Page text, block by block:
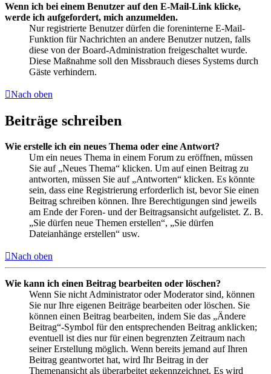
Wenn ich bei einem Benutzer auf den E-Mail-Link klicke,
werde ich aufgefordert, mich anzumelden.
Nur registrierte Benutzer dürfen die foreninterne E-Mail-
Funktion für Nachrichten an andere Benutzer nutzen, falls
diese von der Board-Administration freigeschaltet wurde.
Diese Maßnahme soll den Missbrauch dieses Systems durch
Gäste verhindern.
Nach oben
Beiträge schreiben
Wie erstelle ich ein neues Thema oder eine Antwort?
Um ein neues Thema in einem Forum zu eröffnen, müssen
Sie auf „Neues Thema“ klicken. Um auf einen Beitrag zu
antworten, müssen Sie auf „Antworten“ klicken. Es könnte
sein, dass eine Registrierung erforderlich ist, bevor Sie einen
Beitrag schreiben können. Ihre Berechtigungen sind jeweils
am Ende der Foren- und der Beitragsansicht aufgelistet. Z. B.
„Sie dürfen neue Themen erstellen“, „Sie dürfen
Dateianhänge erstellen“ usw.
Nach oben
Wie kann ich einen Beitrag bearbeiten oder löschen?
Wenn Sie nicht Administrator oder Moderator sind, können
Sie nur Ihre eigenen Beiträge bearbeiten oder löschen. Sie
können einen Beitrag bearbeiten, indem Sie das „Ändere
Beitrag“-Symbol für den entsprechenden Beitrag anklicken;
eventuell ist dies nur für einen begrenzten Zeitraum nach
seiner Erstellung möglich. Wenn bereits jemand auf Ihren
Beitrag geantwortet hat, wird Ihr Beitrag in der
Themenansicht als überarbeitet gekennzeichnet. Es wird